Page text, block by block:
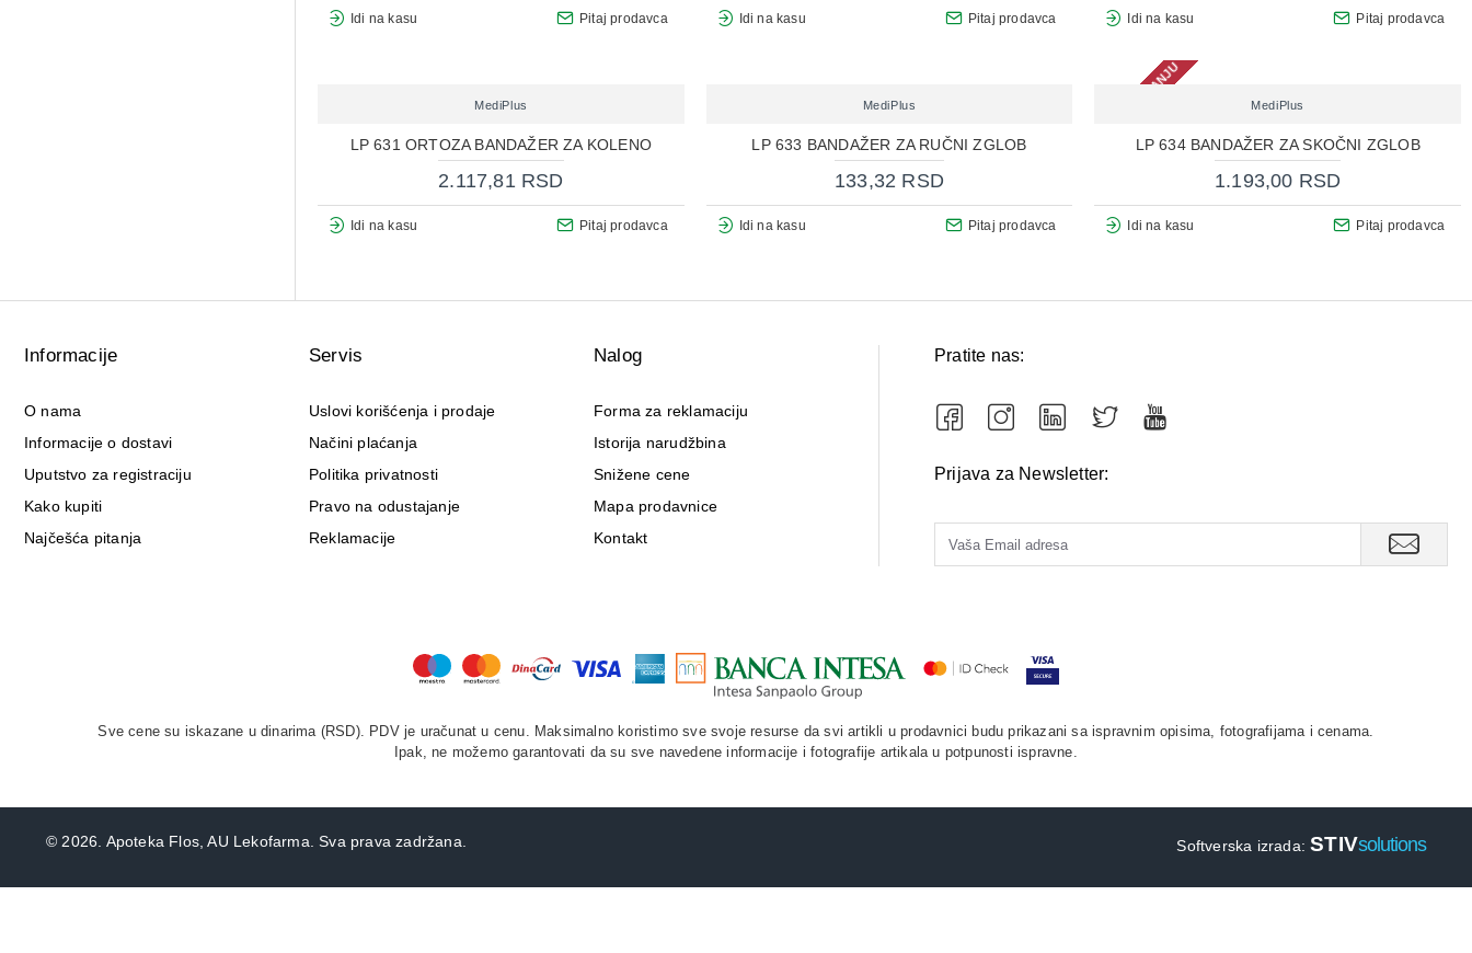
Idi na kasu Pitaj prodavca Idi na kasu Pitaj prodavca Idi na kasu Pitaj prodavca
MediPlus
LP 631 ORTOZA BANDAŽER ZA KOLENO
2.117,81 RSD
Idi na kasu Pitaj prodavca
MediPlus
LP 633 BANDAŽER ZA RUČNI ZGLOB
133,32 RSD
Idi na kasu Pitaj prodavca
NEMA NA STANJU MediPlus
LP 634 BANDAŽER ZA SKOČNI ZGLOB
1.193,00 RSD
Idi na kasu Pitaj prodavca
Informacije
O nama
Informacije o dostavi
Uputstvo za registraciju
Kako kupiti
Najčešća pitanja
Servis
Uslovi korišćenja i prodaje
Načini plaćanja
Politika privatnosti
Pravo na odustajanje
Reklamacije
Nalog
Forma za reklamaciju
Istorija narudžbina
Snižene cene
Mapa prodavnice
Kontakt
Pratite nas:
Prijava za Newsletter:
Sve cene su iskazane u dinarima (RSD). PDV je uračunat u cenu. Maksimalno koristimo sve svoje resurse da svi artikli u prodavnici budu prikazani sa ispravnim opisima, fotografijama i cenama.
Ipak, ne možemo garantovati da su sve navedene informacije i fotografije artikala u potpunosti ispravne.
© 2026. Apoteka Flos, AU Lekofarma. Sva prava zadržana. Softverska izrada:STIVsolutions